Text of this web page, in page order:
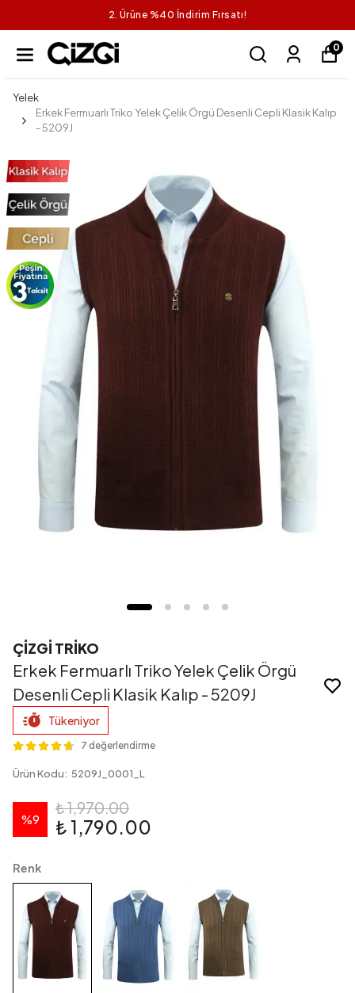
2. Ürüne %40 İndirim Fırsatı!
0
Yelek
Erkek Fermuarlı Triko Yelek Çelik Örgü Desenli Cepli Klasik Kalıp
- 5209J
ÇİZGİ TRİKO
Erkek Fermuarlı Triko Yelek Çelik Örgü
Desenli Cepli Klasik Kalıp - 5209J
Tükeniyor
7 değerlendirme
Ürün Kodu: 5209J_0001_L
%9
₺ 1,970.00
₺ 1,790.00
Renk